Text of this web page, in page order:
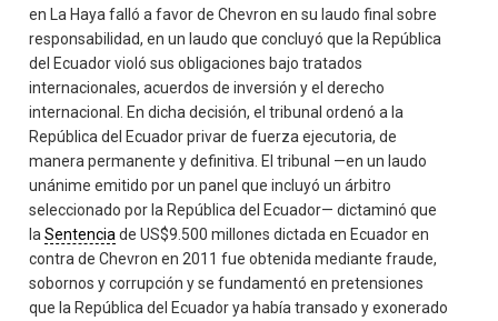
en La Haya falló a favor de Chevron en su laudo final sobre
responsabilidad, en un laudo que concluyó que la República
del Ecuador violó sus obligaciones bajo tratados
internacionales, acuerdos de inversión y el derecho
internacional. En dicha decisión, el tribunal ordenó a la
República del Ecuador privar de fuerza ejecutoria, de
manera permanente y definitiva. El tribunal —en un laudo
unánime emitido por un panel que incluyó un árbitro
seleccionado por la República del Ecuador— dictaminó que
laSentencia de US$9.500 millones dictada en Ecuador en
contra de Chevron en 2011 fue obtenida mediante fraude,
sobornos y corrupción y se fundamentó en pretensiones
que la República del Ecuador ya había transado y exonerado